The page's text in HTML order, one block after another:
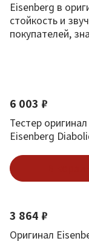
Eisenberg в
стойкость и
покупателей,
6 003 ₽
Тестер оригинал
Eisenberg
3 864 ₽
Оригинал